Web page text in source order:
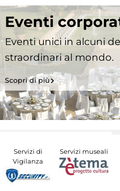
Eventi
Eventi unici in alcuni
straordinari al mondo.
Scopri di più
Servizi di
Vigilanza
Servizi museali